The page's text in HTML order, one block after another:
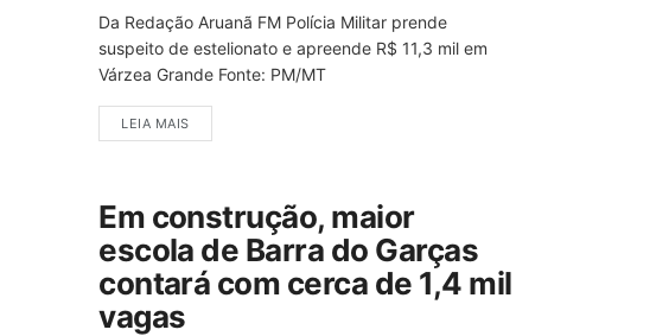
Da Redação Aruanã FM Polícia Militar prende
suspeito de estelionato e apreende R$ 11,3 mil em
Várzea Grande Fonte: PM/MT
LEIA MAIS
Em construção, maior
escola de Barra do Garças
contará com cerca de 1,4 mil
vagas